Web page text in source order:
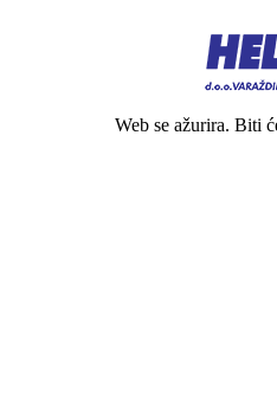
Web se ažurira. Biti